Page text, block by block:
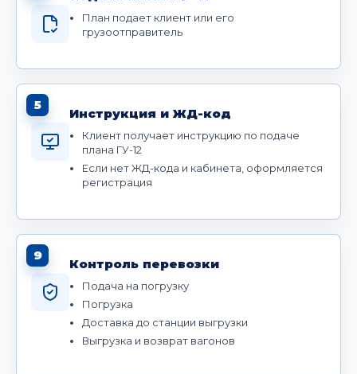
План подает клиент или его
грузоотправитель
5
Инструкция и ЖД-код
Клиент получает инструкцию по подаче
плана ГУ-12
Если нет ЖД-кода и кабинета, оформляется
регистрация
9
Контроль перевозки
Подача на погрузку
Погрузка
Доставка до станции выгрузки
Выгрузка и возврат вагонов